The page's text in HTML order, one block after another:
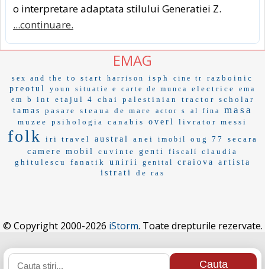
o interpretare adaptata stilului Generatiei Z.
...continuare.
EMAG
sex and the to start harrison isph cine tr
razboinic
preotul
youn situatie e carte de munca electrice
ema
em
b int etajul 4 chai palestinian tractor scholar
tamas
pasare steaua de mare actor s al fina masa
muzee psihologia canabis overl livrator messi
folk iri travel austral anei imobil oug 77
secara
camere
mobil cuvinte genti fiscalí
claudia
ghitulescu
fanatik unirii genital craiova
artista
istrati
de ras
© Copyright 2000-2026 iStorm. Toate drepturile rezervate.